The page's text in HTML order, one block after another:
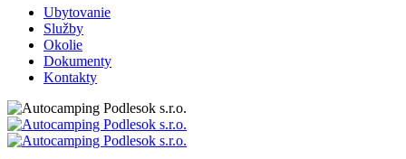
Ubytovanie
Služby
Okolie
Dokumenty
Kontakty